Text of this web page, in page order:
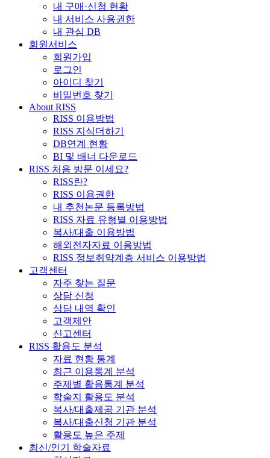
내 구매·신청 현황
내 서비스 사용권한
내 관심 DB
회원서비스
회원가입
로그인
아이디 찾기
비밀번호 찾기
About RISS
RISS 이용방법
RISS 지식더하기
DB연계 현황
BI 및 배너 다운로드
RISS 처음 방문 이세요?
RISS란?
RISS 이용권한
내 추천논문 등록방법
RISS 자료 유형별 이용방법
복사/대출 이용방법
해외전자자료 이용방법
RISS 정보취약계층 서비스 이용방법
고객센터
자주 찾는 질문
상담 신청
상담 내역 확인
고객제안
신고센터
RISS 활용도 분석
자료 현황 통계
최근 이용통계 분석
주제별 활용통계 분석
학술지 활용도 분석
복사/대출제공 기관 분석
복사/대출신청 기관 분석
활용도 높은 주제
최신/인기 학술자료